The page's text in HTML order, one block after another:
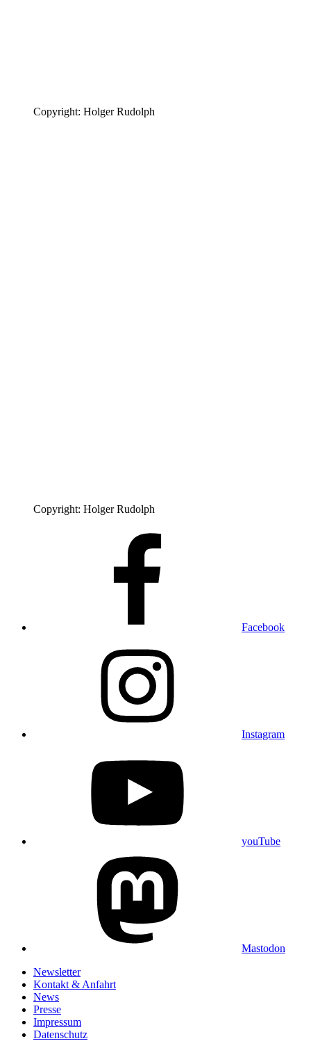
Copyright: Holger Rudolph
Copyright: Holger Rudolph
Facebook
Instagram
youTube
Mastodon
Newsletter
Kontakt & Anfahrt
News
Presse
Impressum
Datenschutz